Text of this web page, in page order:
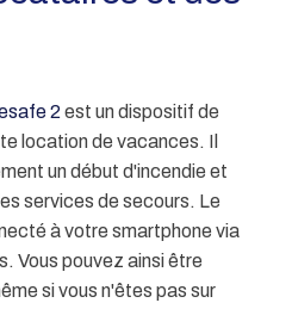
2 est un dispositif de
location de vacances. Il
un début d'incendie et
services de secours. Le
à votre smartphone via
Vous pouvez ainsi être
si vous n'êtes pas sur